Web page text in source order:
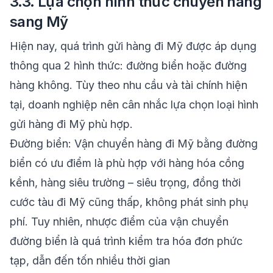
sang Mỹ
Hiện nay, quá trình gửi hàng đi Mỹ được áp dụng
thông qua 2 hình thức: đường biển hoặc đường
hàng không. Tùy theo nhu cầu và tài chính hiện
tại, doanh nghiệp nên cân nhắc lựa chọn loại hình
gửi hàng đi Mỹ phù hợp.
Đường biển: Vận chuyển hàng đi Mỹ bằng đường
biển có ưu điểm là phù hợp với hàng hóa cồng
kềnh, hàng siêu trường – siêu trọng, đồng thời
cước tàu đi Mỹ cũng thấp, không phát sinh phụ
phí. Tuy nhiên, nhược điểm của vận chuyển
đường biển là quá trình kiểm tra hóa đơn phức
tạp, dẫn đến tốn nhiều thời gian